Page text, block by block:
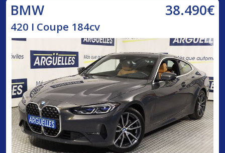
BMW 38.490€
420 I Coupe 184cv